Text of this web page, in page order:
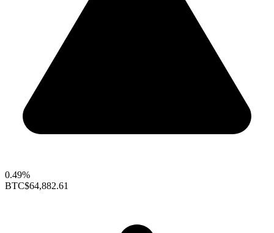
0.49%
BTC$64,882.61